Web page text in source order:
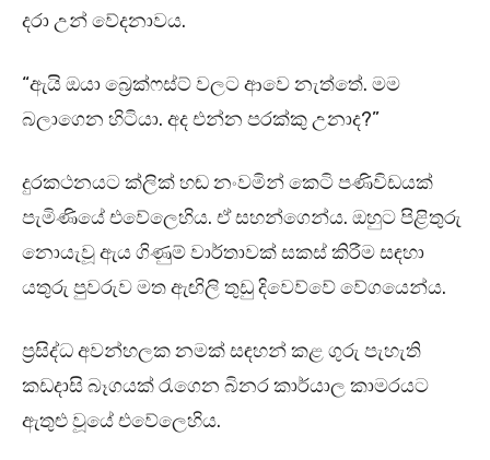
දරා උන් වේදනාවය.
“ඇයි ඔයා බ්‍රෙක්ෆස්ට් වලට ආවෙ නැත්තේ. මම
බලාගෙන හිටියා. අද එන්න පරක්කු උනාද?”
දුරකථනයට ක්ලික් හඬ නංවමින් කෙටි පණිවිඩයක්
පැමිණියේ එවේලෙහිය. ඒ සහන්ගෙන්ය. ඔහුට පිළිතුරු
නොයැවූ ඇය ගිණුම් වාර්තාවක් සකස් කිරීම සඳහා
යතුරු පුවරුව මත ඇඟිලි තුඩු දිවෙව්වේ වේගයෙන්ය.
ප්‍රසිද්ධ අවන්හලක නමක් සඳහන් කළ ගුරු පැහැති
කඩදාසි බෑගයක් රැගෙන බිනර කාර්යාල කාමරයට
ඇතුළු වූයේ එවේලෙහිය.